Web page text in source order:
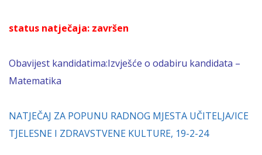
status natječaja: završen
Obavijest kandidatima:Izvješće o odabiru kandidata –
Matematika
NATJEČAJ ZA POPUNU RADNOG MJESTA UČITELJA/ICE
TJELESNE I ZDRAVSTVENE KULTURE, 19-2-24